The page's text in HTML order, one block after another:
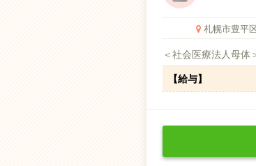
札幌市豊平
＜社会医療法人母
【給与】